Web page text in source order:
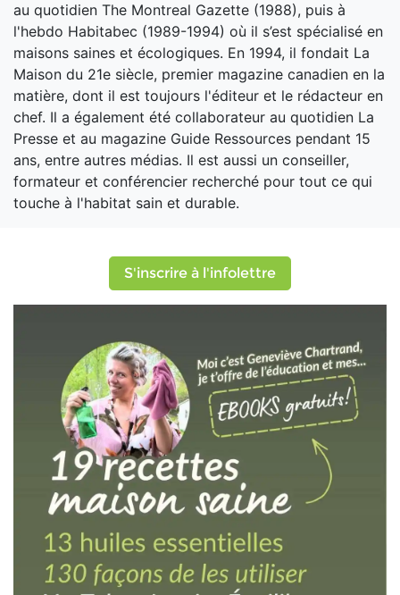
au quotidien The Montreal Gazette (1988), puis à
l'hebdo Habitabec (1989-1994) où il s’est spécialisé en
maisons saines et écologiques. En 1994, il fondait La
Maison du 21e siècle, premier magazine canadien en la
matière, dont il est toujours l'éditeur et le rédacteur en
chef. Il a également été collaborateur au quotidien La
Presse et au magazine Guide Ressources pendant 15
ans, entre autres médias. Il est aussi un conseiller,
formateur et conférencier recherché pour tout ce qui
touche à l'habitat sain et durable.
S'inscrire à l'infolettre